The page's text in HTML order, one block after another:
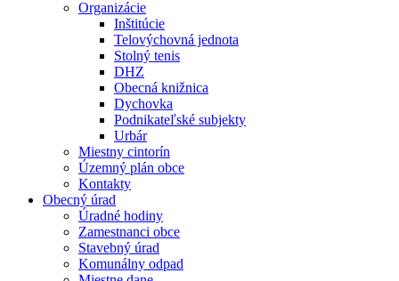
Organizácie
Inštitúcie
Telovýchovná jednota
Stolný tenis
DHZ
Obecná knižnica
Dychovka
Podnikateľské subjekty
Urbár
Miestny cintorín
Územný plán obce
Kontakty
Obecný úrad
Úradné hodiny
Zamestnanci obce
Stavebný úrad
Komunálny odpad